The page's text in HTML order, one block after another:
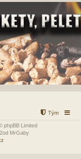
Tým
phpBB Limited
MrGaby